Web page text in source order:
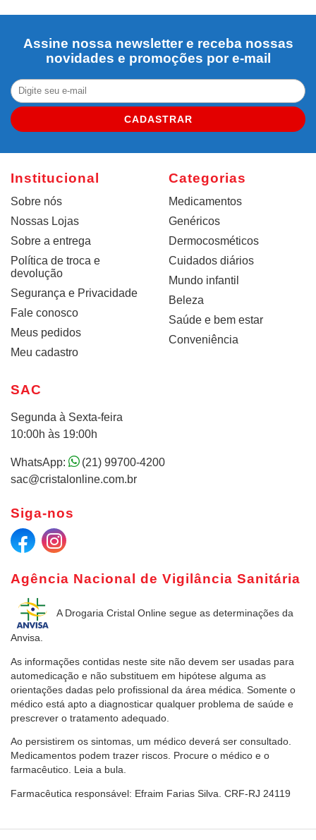
Assine nossa newsletter e receba nossas
novidades e promoções por e-mail
CADASTRAR
Institucional
Sobre nós
Nossas Lojas
Sobre a entrega
Política de troca e
devolução
Segurança e Privacidade
Fale conosco
Meus pedidos
Meu cadastro
Categorias
Medicamentos
Genéricos
Dermocosméticos
Cuidados diários
Mundo infantil
Beleza
Saúde e bem estar
Conveniência
Agência Nacional de Vigilância Sanitária
A Drogaria Cristal Online segue as determinações da
Anvisa.
As informações contidas neste site não devem ser usadas para
automedicação e não substituem em hipótese alguma as
orientações dadas pelo profissional da área médica. Somente o
médico está apto a diagnosticar qualquer problema de saúde e
prescrever o tratamento adequado.
Ao persistirem os sintomas, um médico deverá ser consultado.
Medicamentos podem trazer riscos. Procure o médico e o
farmacêutico. Leia a bula.
Farmacêutica responsável: Efraim Farias Silva. CRF-RJ 24119
SAC
Segunda à Sexta-feira
10:00h às 19:00h
WhatsApp:
(21) 99700-4200
sac@cristalonline.com.br
Siga-nos